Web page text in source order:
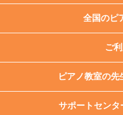
全国のピ
ご
ピアノ教室の先
サポートセンタ